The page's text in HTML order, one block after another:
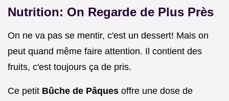
Nutrition: On Regarde de Plus Près
On ne va pas se mentir, c'est un dessert! Mais on
peut quand même faire attention. Il contient des
fruits, c'est toujours ça de pris.
Ce petit Bûche de Pâques offre une dose de